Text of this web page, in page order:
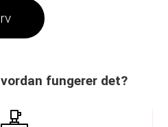
fungerer det?